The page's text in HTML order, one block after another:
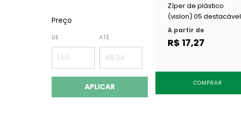
Preço
DE ATÉ
APLICAR
Zíper de plástico
(vislon) 05 destacável
YKK VSOR 56 c/ 1 un
A partir de
R$ 17,27
COMPRAR